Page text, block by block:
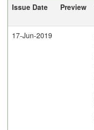
Issue Date
Preview
17-Jun-2019